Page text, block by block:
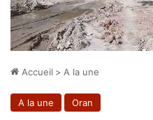
Accueil > A la une
A la une Oran